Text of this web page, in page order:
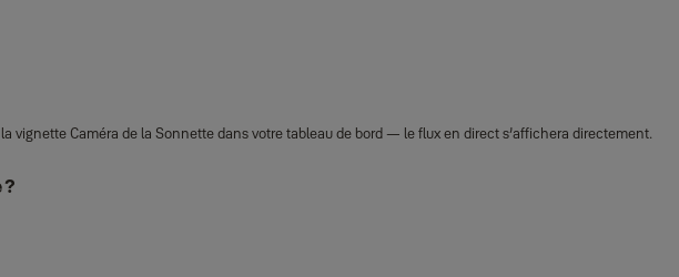
vignette Caméra de la Sonnette dans votre tableau de bord — le flux en direct s’affichera directement.
?